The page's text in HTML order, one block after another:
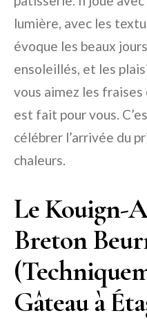
lumière, avec les
évoque les beaux
ensoleillés, et les
vous aimez les
est fait pour vous.
célébrer l’arrivée du
chaleurs.
Le Kouign-
Breton
Gâteau à